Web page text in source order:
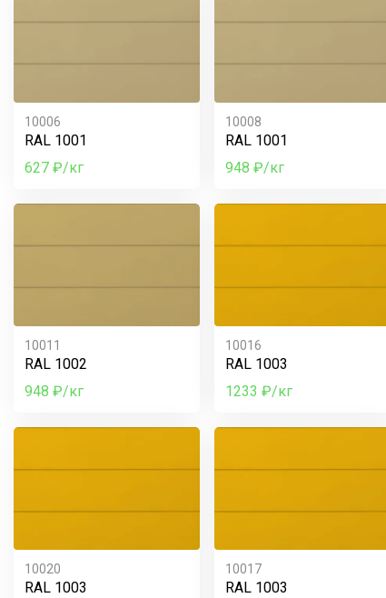
10006
RAL 1001
627 ₽/кг
10008
RAL 1001
948 ₽/кг
10011
RAL 1002
948 ₽/кг
10016
RAL 1003
1233 ₽/кг
10020
RAL 1003
10017
RAL 1003